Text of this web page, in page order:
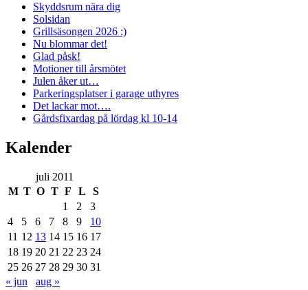
Skyddsrum nära dig
Solsidan
Grillsäsongen 2026 :)
Nu blommar det!
Glad påsk!
Motioner till årsmötet
Julen åker ut…
Parkeringsplatser i garage uthyres
Det lackar mot….
Gårdsfixardag på lördag kl 10-14
Kalender
juli 2011
M T O T F L
S
1
2
3
4
5 6 7 8 9
10
11 12 13 14 15 16 17
18 19 20 21 22 23 24
25 26 27 28 29 30 31
« jun
aug »